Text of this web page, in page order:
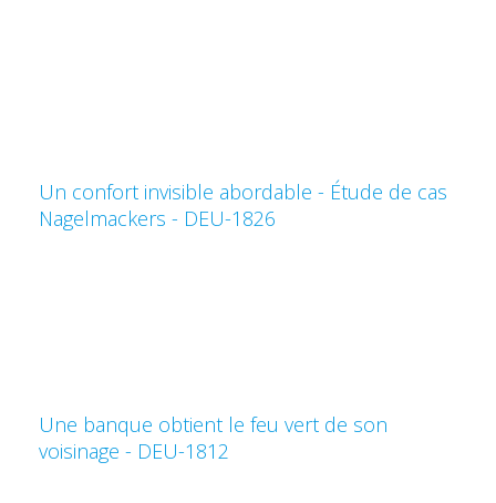
Un confort invisible abordable - Étude de cas
Nagelmackers - DEU-1826
Une banque obtient le feu vert de son
voisinage - DEU-1812